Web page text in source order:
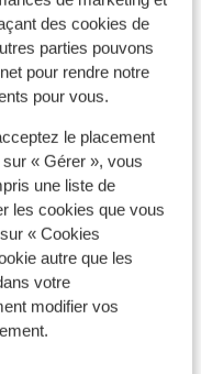
des cookies de
parties pouvons
pour rendre notre
pour vous.
le placement
« Gérer », vous
une liste de
les cookies que vous
« Cookies
autre que les
votre
modifier vos
de sleutel
kamer
mètres (plage de
(payant) )
of
kilomètres
environ